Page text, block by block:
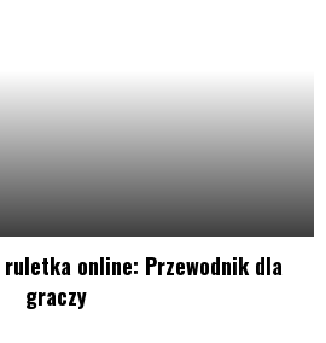
online: Przewodnik dla
graczy